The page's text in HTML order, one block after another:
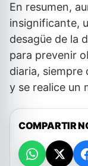
En resumen,
insignificante,
desagüe de la
para prevenir
diaria, siempre
y se realice un
COMPARTIR